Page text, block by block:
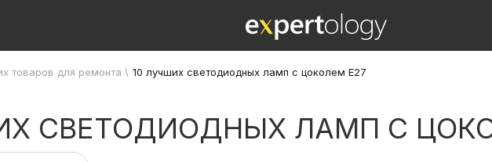
товаров для ремонта \ 10 лучших светодиодных ламп с цоколем Е27
СВЕТОДИОДНЫХ ЛАМП С